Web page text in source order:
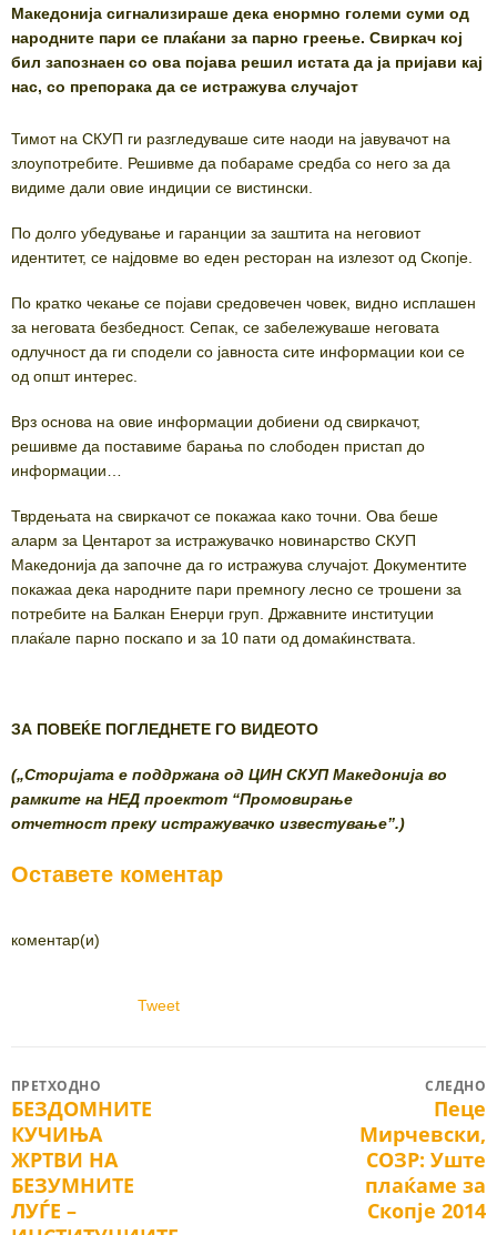
Македонија сигнализираше дека енормно големи суми од
народните пари се плаќани за парно греење. Свиркач кој
бил запознаен со ова појава решил истата да ја пријави кај
нас, со препорака да се истражува случајот
Тимот на СКУП ги разгледуваше сите наоди на јавувачот на
злоупотребите. Решивме да побараме средба со него за да
видиме дали овие индиции се вистински.
По долго убедување и гаранции за заштита на неговиот
идентитет, се најдовме во еден ресторан на излезот од Скопје.
По крaтко чекање се појави средовечен човек, видно исплашен
за неговата безбедност. Сепак, се забележуваше неговата
одлучност да ги сподели со јавноста сите информации кои се
од општ интерес.
Врз основа на овие информации добиени од свиркачот,
решивме да поставиме барања по слободен пристап до
информации…
Тврдењата на свиркачот се покажаа како точни. Ова беше
аларм за Центарот за истражувачко новинарство СКУП
Македонија да започне да го истражува случајот. Документите
покажаа дека народните пари премногу лесно се трошени за
потребите на Балкан Енерџи груп. Државните институции
плаќале парно поскапо и за 10 пати од домаќинствата.
ЗА ПОВЕЌЕ ПОГЛЕДНЕТЕ ГО ВИДЕОТО
(„Сторијата е поддржана од ЦИН СКУП Македонија во
рамките на НЕД проектот “Промовирање
отчетност преку истражувачко известување”.)
Оставете коментар
коментар(и)
Tweet
Post
navigation
ПРЕТХОДНО
Previous
post:
БЕЗДОМНИТЕ
КУЧИЊА
ЖРТВИ НА
БЕЗУМНИТЕ
ЛУЃЕ –
СЛЕДНО
Пеце
Мирчевски,
СОЗР: Уште
плаќаме за
Скопје 2014